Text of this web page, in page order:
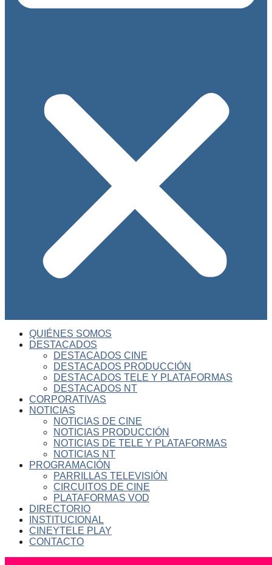
QUIÉNES SOMOS
DESTACADOS
DESTACADOS CINE
DESTACADOS PRODUCCIÓN
DESTACADOS TELE Y PLATAFORMAS
DESTACADOS NT
CORPORATIVAS
NOTICIAS
NOTICIAS DE CINE
NOTICIAS PRODUCCIÓN
NOTICIAS DE TELE Y PLATAFORMAS
NOTICIAS NT
PROGRAMACIÓN
PARRILLAS TELEVISIÓN
CIRCUITOS DE CINE
PLATAFORMAS VOD
DIRECTORIO
INSTITUCIONAL
CINEYTELE PLAY
CONTACTO